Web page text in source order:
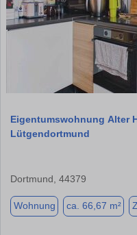
Eigentumswohnung Alter
Lütgendortmund
Dortmund, 44379
Wohnung ca. 66,67 m²